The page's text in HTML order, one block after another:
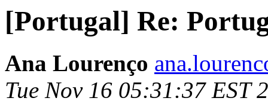
[Portugal] Re:
Ana Lourenço
Tue Nov 16 05:31:37 EST